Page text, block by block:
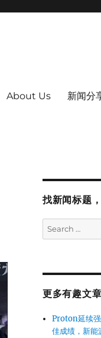
About Us 新闻分
找新闻标题
Search
for:
更多有趣文
Proton延续
佳成绩，新能